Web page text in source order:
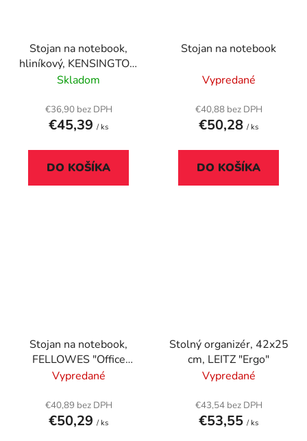
Stojan na notebook,
hliníkový, KENSINGTON
"Easy Riser"
Skladom
€36,90 bez DPH
€45,39 / ks
DO KOŠÍKA
Stojan na notebook
Vypredané
€40,88 bez DPH
€50,28 / ks
DO KOŠÍKA
Stojan na notebook,
FELLOWES "Office
Suites™ Plus"
Vypredané
€40,89 bez DPH
€50,29 / ks
Stolný organizér, 42x25
cm, LEITZ "Ergo"
Vypredané
€43,54 bez DPH
€53,55 / ks